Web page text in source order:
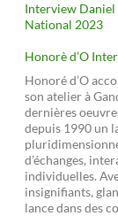
Interview Daniel
National 2023
Honorè d’O
Honoré d’O
son atelier à
dernières
depuis 1990 un
d’échanges,
individuelles.
insignifiants,
lance dans des